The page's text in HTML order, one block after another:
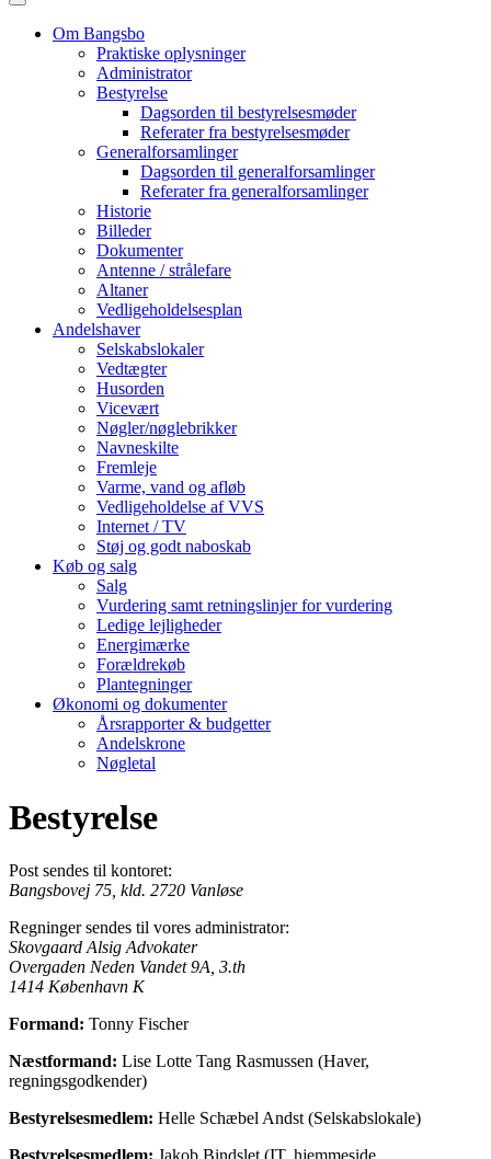
Toggle
search
field
Om Bangsbo
Praktiske oplysninger
Administrator
Bestyrelse
Dagsorden til bestyrelsesmøder
Referater fra bestyrelsesmøder
Generalforsamlinger
Dagsorden til generalforsamlinger
Referater fra generalforsamlinger
Historie
Billeder
Dokumenter
Antenne / strålefare
Altaner
Vedligeholdelsesplan
Andelshaver
Selskabslokaler
Vedtægter
Husorden
Vicevært
Nøgler/nøglebrikker
Navneskilte
Fremleje
Varme, vand og afløb
Vedligeholdelse af VVS
Internet / TV
Støj og godt naboskab
Køb og salg
Salg
Vurdering samt retningslinjer for vurdering
Ledige lejligheder
Energimærke
Forældrekøb
Plantegninger
Økonomi og dokumenter
Årsrapporter & budgetter
Andelskrone
Nøgletal
Bestyrelse
Post sendes til kontoret:
Bangsbovej 75, kld. 2720 Vanløse
Regninger sendes til vores administrator:
Skovgaard Alsig Advokater
Overgaden Neden Vandet 9A, 3.th
1414 København K
Formand: Tonny Fischer
Næstformand: Lise Lotte Tang Rasmussen (Haver,
regningsgodkender)
Bestyrelsesmedlem: Helle Schæbel Andst (Selskabslokale)